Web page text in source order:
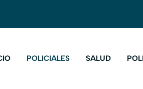
POLICIALES SALUD